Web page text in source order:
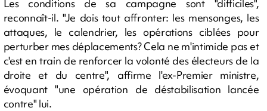
Les conditions de sa campagne sont "difficiles",
reconnaît-il. "Je dois tout affronter: les mensonges, les
attaques, le calendrier, les opérations ciblées pour
perturber mes déplacements? Cela ne m'intimide pas et
c'est en train de renforcer la volonté des électeurs de la
droite et du centre", affirme l'ex-Premier ministre,
évoquant "une opération de déstabilisation lancée
contre" lui.